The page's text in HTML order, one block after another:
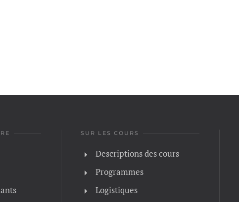
SUR LES COURS
Descriptions des cours
Programmes
Logistiques